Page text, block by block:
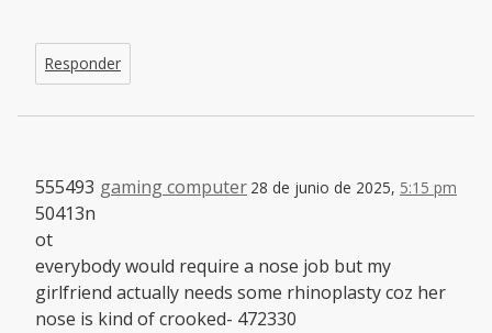
Responder
gaming computer 28 de junio de 2025, 5:15 pm
555493
50413n
ot
everybody would require a nose job but my
girlfriend actually needs some rhinoplasty coz her
nose is kind of crooked- 472330